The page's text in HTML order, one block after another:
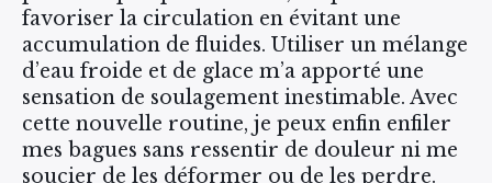
favoriser la circulation en évitant une
accumulation de fluides. Utiliser un mélange
d’eau froide et de glace m’a apporté une
sensation de soulagement inestimable. Avec
cette nouvelle routine, je peux enfin enfiler
mes bagues sans ressentir de douleur ni me
soucier de les déformer ou de les perdre.